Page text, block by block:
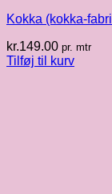
Kokka (kokka-
kr.149.00 pr. mtr
Tilføj til kurv